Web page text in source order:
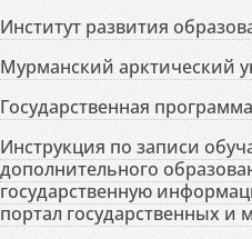
Институт развития
Мурманский арктический
Государственная
Инструкция по записи
дополнительного
государственную
портал государственных и